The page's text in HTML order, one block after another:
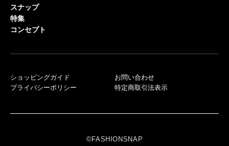
スナップ
特集
コンセプト
ショッピングガイド
プライバシーポリシー
お問い合わせ
特定商取引法表示
©FASHIONSNAP